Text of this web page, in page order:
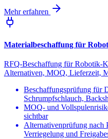
Mehr erfahren
Materialbeschaffung für
RFQ-Beschaffung für Robotik-
Alternativen, MOQ, Lieferzeit,
Beschaffungsprüfung für
Schrumpfschlauch,
MOQ- und
sichtbar
Alternativenprüfung nach
Verriegelung und